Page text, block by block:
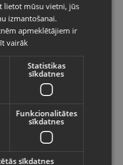
piegādāti uz
izvēlētajā
lietot mūsu vietni, jūs
izmantošanai.
apmeklētājiem ir
vairāk
Statistikas
sīkdatnes
Funkcionalitātes
sīkdatnes
sīkdatnes